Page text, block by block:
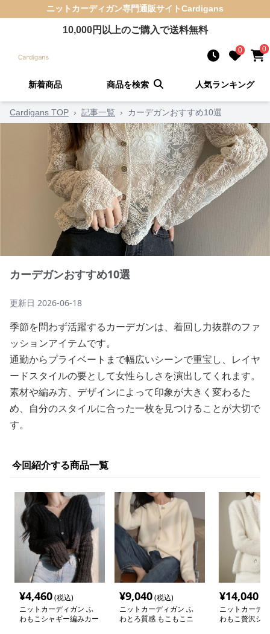
ニットカーディガン専門通販サイトCardigans
10,000円以上のご購入で送料無料
0 0
新着商品 商品を検索 人気ランキング
Cardigans TOP › 記事一覧 › カーデガンおすすめ10選
カーデガンおすすめ10選
更新日 2026-06-18
季節を問わず活躍するカーデガンは、着回し力抜群のファ
ッションアイテムです。
通勤からプライベートまで幅広いシーンで重宝し、レイヤ
ードスタイルの要として女性らしさを演出してくれます。
素材や編み方、デザインによって印象が大きく変わるた
め、自分のスタイルに合った一枚を見つけることが大切で
す。
今回紹介する商品一覧
¥4,460(税込)
ニットカーディガン ふ
わもこシャギー編みカー
¥9,040(税込)
ニットカーディガン ふ
わとろ質感 もこもこニ
¥14,040
ニットカーデ
わもこ贅沢シ